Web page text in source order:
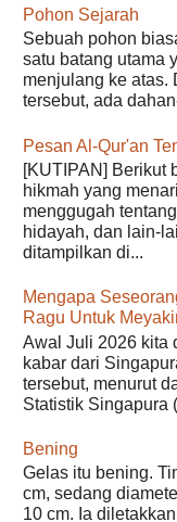
Pohon Sejarah
Sebuah pohon
satu batang utama
menjulang ke atas.
tersebut, ada
Pesan Al-Qur'an
[KUTIPAN] Berikut
hikmah yang
menggugah
hidayah, dan lain-
ditampilkan di...
Mengapa
Ragu Untuk
Awal Juli 2026 kita
kabar dari
tersebut, menurut
Statistik Singapura
Bening
Gelas itu bening.
cm, sedang
10 cm. Ia